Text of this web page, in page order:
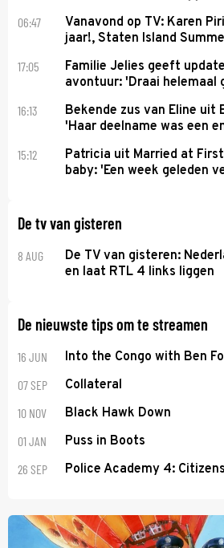
06:47
Vanavond op TV: Karen
jaar!, Staten Island
17:05
Familie Jelies geeft
avontuur: 'Draai helemaal
16:13
Bekende zus van Eline uit
'Haar deelname was een
15:12
Patricia uit Married at
baby: 'Een week geleden
De tv van gisteren
8 AUG
De TV van gisteren:
en laat RTL 4 links liggen
De nieuwste tips om te streamen
16 JUN Into the Congo with Ben
07 SEP Collateral
10 NOV Black Hawk Down
01 JAN Puss in Boots
26 SEP Police Academy 4: